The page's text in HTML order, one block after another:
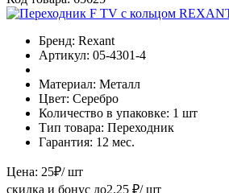
Бренд: Rexant
Артикул: 05-4301-4
Материал: Металл
Цвет: Серебро
Количество в упаковке: 1 шт
Тип товара: Переходник
Гарантия: 12 мес.
Цена: 25₽/ шт
скидка и бонус до2.25 ₽/ шт